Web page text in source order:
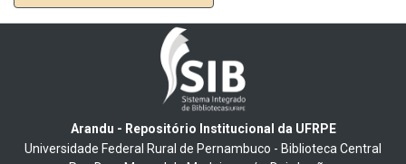
Arandu - Repositório Institucional da UFRPE
Universidade Federal Rural de Pernambuco - Biblioteca Central